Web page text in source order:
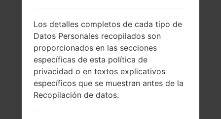
Comparar
Los detalles completos de cada tipo de
Datos Personales recopilados son
proporcionados en las secciones
específicas de esta política de
privacidad o en textos explicativos
específicos que se muestran antes de la
Recopilación de datos.